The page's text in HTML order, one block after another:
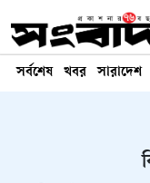
সর্বশেষ খবর সারাদেশ